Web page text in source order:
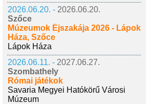
2026.06.20. - 2026.06.20.
Szőce
Múzeumok Éjszakája 2026 - Lápok
Háza, Szőce
Lápok Háza
2026.06.11. - 2027.06.27.
Szombathely
Római játékok
Savaria Megyei Hatókörű Városi
Múzeum